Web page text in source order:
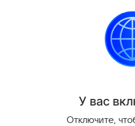
на видео мощный
У вас
Отключите,